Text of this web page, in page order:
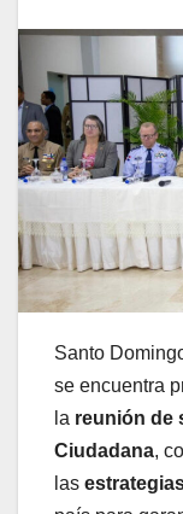
Santo
se encuentra
la reunión de
Ciudadana,
las